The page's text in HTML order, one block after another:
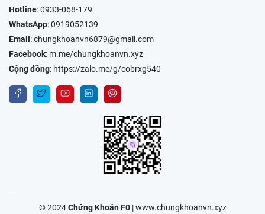
Hotline:0933-068-179
WhatsApp:0919052139
Email :chungkhoanvn6879@gmail.com
Facebook: m.me/chungkhoanvn.xyz
Cộng đồng: https://zalo.me/g/cobrxg540
© 2024Chứng Khoán F0|www.chungkhoanvn.xyz